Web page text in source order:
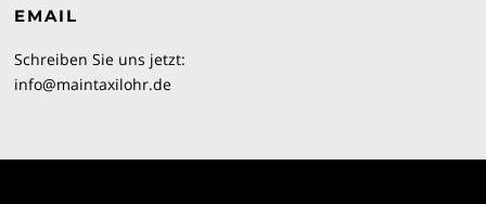
EMAIL
Schreiben Sie uns jetzt:
info@maintaxilohr.de